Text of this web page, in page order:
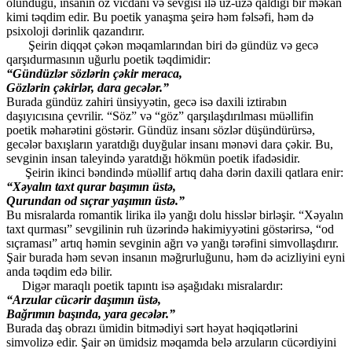
kimi təqdim edir. Bu poetik yanaşma şeirə həm fəlsəfi, həm də
psixoloji dərinlik qazandırır.
Şeirin diqqət çəkən məqamlarından biri də gündüz və gecə
qarşıdurmasının uğurlu poetik təqdimidir:
“Gündüzlər sözlərin çəkir meraca,
Gözlərin çəkirlər, dara gecələr.”
Burada gündüz zahiri ünsiyyətin, gecə isə daxili iztirabın
daşıyıcısına çevrilir. “Söz” və “göz” qarşılaşdırılması müəllifin
poetik məharətini göstərir. Gündüz insanı sözlər düşündürürsə,
gecələr baxışların yaratdığı duyğular insanı mənəvi dara çəkir. Bu,
sevginin insan taleyində yaratdığı hökmün poetik ifadəsidir.
Şeirin ikinci bəndində müəllif artıq daha dərin daxili qatlara enir:
“Xəyalın taxt qurar başımın üstə,
Qurundan od sıçrar yaşımın üstə.”
Bu misralarda romantik lirika ilə yanğı dolu hisslər birləşir. “Xəyalın
taxt qurması” sevgilinin ruh üzərində hakimiyyətini göstərirsə, “od
sıçraması” artıq həmin sevginin ağrı və yanğı tərəfini simvollaşdırır.
Şair burada həm sevən insanın məğrurluğunu, həm də acizliyini eyni
anda təqdim edə bilir.
Digər maraqlı poetik tapıntı isə aşağıdakı misralardır:
“Arzular cücərir daşımın üstə,
Bağrımın başında, yara gecələr.”
Burada daş obrazı ümidin bitmədiyi sərt həyat həqiqətlərini
simvolizə edir. Şair ən ümidsiz məqamda belə arzuların cücərdiyini